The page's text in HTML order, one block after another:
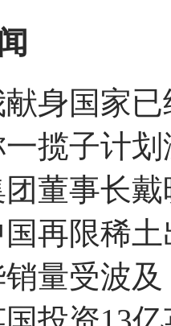
身国家
揽子计
董事长
国再限稀
量受波